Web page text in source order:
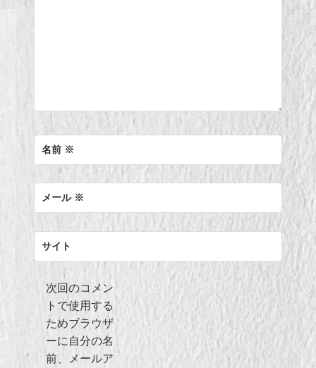
名前 ※
メール ※
サイト
次回のコメン
トで使用する
ためブラウザ
ーに自分の名
前、メールア